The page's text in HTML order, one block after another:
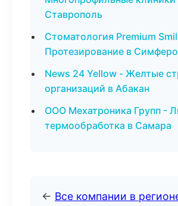
Ставрополь
Стоматология Premium
Протезирование в
News 24 Yellow - Желтые
организаций в Абакан
ООО Мехатроника Групп -
термообработка в Самара
← Все компании в